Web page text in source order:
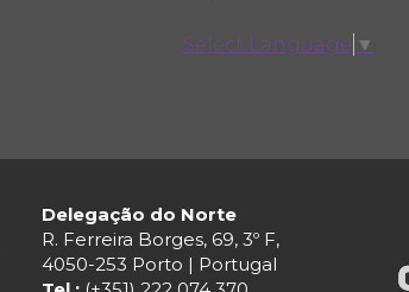
Select Language ▼
Delegação do Norte
R. Ferreira Borges, 69, 3º F,
4050-253 Porto | Portugal